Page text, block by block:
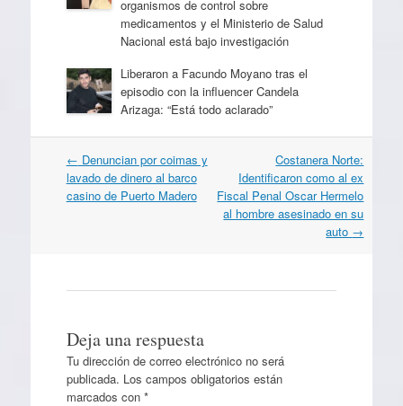
organismos de control sobre
medicamentos y el Ministerio de Salud
Nacional está bajo investigación
Liberaron a Facundo Moyano tras el
episodio con la influencer Candela
Arizaga: “Está todo aclarado”
Navegación
por
artículos
← Denuncian por coimas y
lavado de dinero al barco
casino de Puerto Madero
Costanera Norte:
Identificaron como al ex
Fiscal Penal Oscar Hermelo
al hombre asesinado en su
auto →
Deja una respuesta
Tu dirección de correo electrónico no será
publicada. Los campos obligatorios están
marcados con *